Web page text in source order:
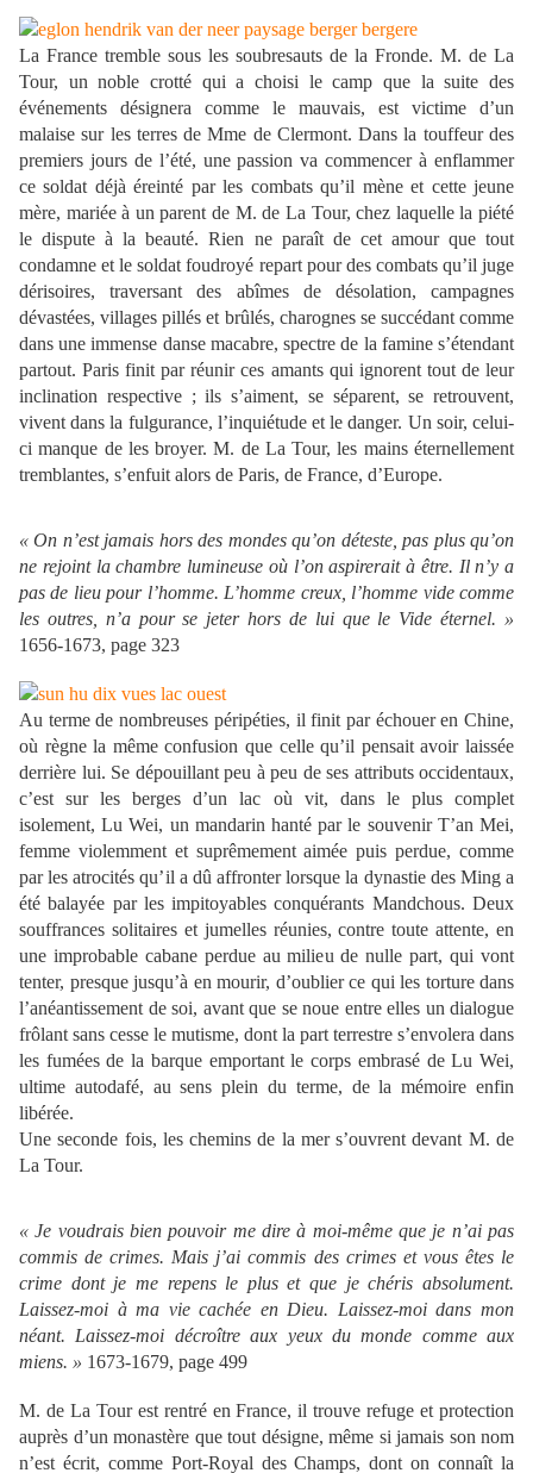
La France tremble sous les soubresauts de la Fronde. M. de La
Tour, un noble crotté qui a choisi le camp que la suite des
événements désignera comme le mauvais, est victime d’un
malaise sur les terres de Mme de Clermont. Dans la touffeur des
premiers jours de l’été, une passion va commencer à enflammer
ce soldat déjà éreinté par les combats qu’il mène et cette jeune
mère, mariée à un parent de M. de La Tour, chez laquelle la piété
le dispute à la beauté. Rien ne paraît de cet amour que tout
condamne et le soldat foudroyé repart pour des combats qu’il juge
dérisoires, traversant des abîmes de désolation, campagnes
dévastées, villages pillés et brûlés, charognes se succédant comme
dans une immense danse macabre, spectre de la famine s’étendant
partout. Paris finit par réunir ces amants qui ignorent tout de leur
inclination respective ; ils s’aiment, se séparent, se retrouvent,
vivent dans la fulgurance, l’inquiétude et le danger. Un soir, celui-
ci manque de les broyer. M. de La Tour, les mains éternellement
tremblantes, s’enfuit alors de Paris, de France, d’Europe.
« On n’est jamais hors des mondes qu’on déteste, pas plus qu’on
ne rejoint la chambre lumineuse où l’on aspirerait à être. Il n’y a
pas de lieu pour l’homme. L’homme creux, l’homme vide comme
les outres, n’a pour se jeter hors de lui que le Vide éternel. »
1656-1673, page 323
Au terme de nombreuses péripéties, il finit par échouer en Chine,
où règne la même confusion que celle qu’il pensait avoir laissée
derrière lui. Se dépouillant peu à peu de ses attributs occidentaux,
c’est sur les berges d’un lac où vit, dans le plus complet
isolement, Lu Wei, un mandarin hanté par le souvenir T’an Mei,
femme violemment et suprêmement aimée puis perdue, comme
par les atrocités qu’il a dû affronter lorsque la dynastie des Ming a
été balayée par les impitoyables conquérants Mandchous. Deux
souffrances solitaires et jumelles réunies, contre toute attente, en
une improbable cabane perdue au milieu de nulle part, qui vont
tenter, presque jusqu’à en mourir, d’oublier ce qui les torture dans
l’anéantissement de soi, avant que se noue entre elles un dialogue
frôlant sans cesse le mutisme, dont la part terrestre s’envolera dans
les fumées de la barque emportant le corps embrasé de Lu Wei,
ultime autodafé, au sens plein du terme, de la mémoire enfin
libérée.
Une seconde fois, les chemins de la mer s’ouvrent devant M. de
La Tour.
« Je voudrais bien pouvoir me dire à moi-même que je n’ai pas
commis de crimes. Mais j’ai commis des crimes et vous êtes le
crime dont je me repens le plus et que je chéris absolument.
Laissez-moi à ma vie cachée en Dieu. Laissez-moi dans mon
néant. Laissez-moi décroître aux yeux du monde comme aux
miens. » 1673-1679, page 499
M. de La Tour est rentré en France, il trouve refuge et protection
auprès d’un monastère que tout désigne, même si jamais son nom
n’est écrit, comme Port-Royal des Champs, dont on connaît la